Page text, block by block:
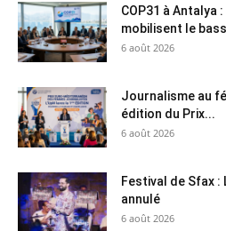
COP31 à Antalya
mobilisent le
6 août 2026
Journalisme au
édition du Prix...
6 août 2026
Festival de Sfax
annulé
6 août 2026